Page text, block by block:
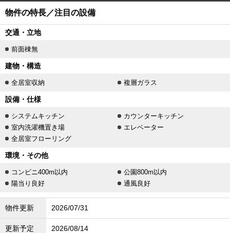
物件の特長／注目の設備
交通・立地
前面棟無
建物・構造
全居室収納 複層ガラス
設備・仕様
システムキッチン
カウンターキッチン
室内洗濯機置き場
エレベーター
全居室フローリング
環境・その他
コンビニ400m以内
公園800m以内
陽当り良好
通風良好
物件更新 2026/07/31
更新予定 2026/08/14